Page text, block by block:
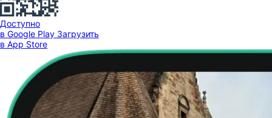
Доступно
в Google Play Загрузить
в App Store